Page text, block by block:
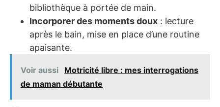
bibliothèque à portée de main.
Incorporer des moments doux : lecture
après le bain, mise en place d’une routine
apaisante.
Voir aussi
Motricité libre : mes interrogations
de maman débutante